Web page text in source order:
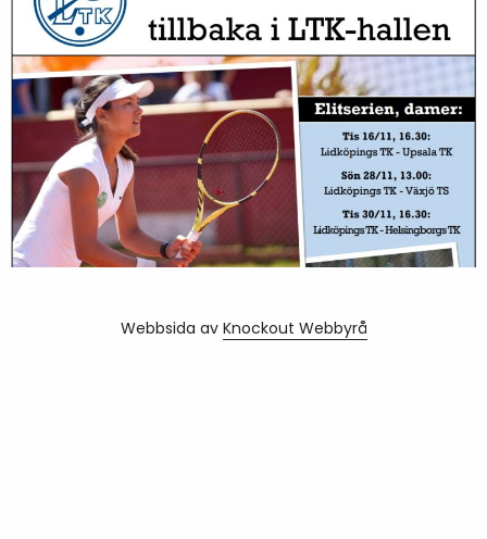
Webbsida av Knockout Webbyrå